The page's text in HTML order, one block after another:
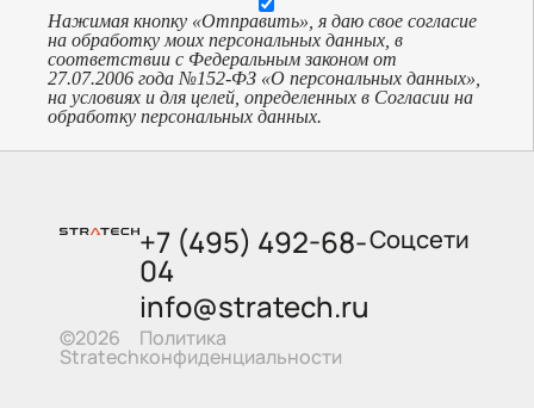
Нажимая кнопку «Отправить», я даю свое согласие
на обработку моих персональных данных, в
соответствии с Федеральным законом от
27.07.2006 года №152-ФЗ «О персональных данных»,
на условиях и для целей, определенных в Согласии на
обработку персональных данных.
©2026
Stratech
+7 (495) 492-68-
04
info@stratech.ru
Политика
конфиденциальности
Соцсети